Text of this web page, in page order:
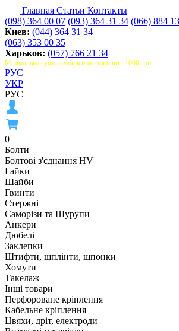
Главная Статьи Контакты
(098) 364 00 07 (093) 364 31 34 (066) 884
Киев: (044) 364 31 34
(063) 353 00 35
Харьков: (057) 766 21 34
Мінімальна сума замовлення становить 1000 грн
РУС
УКР
РУС
0
Болти
Болтові з'єднання HV
Гайки
Шайби
Гвинти
Стержні
Саморізи та Шурупи
Анкери
Дюбелі
Заклепки
Штифти, шплінти, шпонки
Хомути
Такелаж
Інші товари
Перфороване кріплення
Кабельне кріплення
Цвяхи, дріт, електроди